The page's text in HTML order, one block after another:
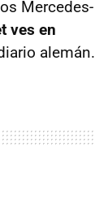
Mercedes-
ves en
alemán.